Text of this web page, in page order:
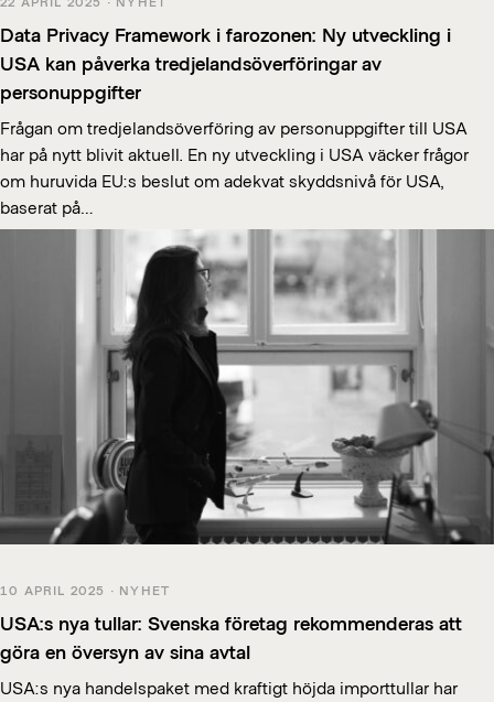
Data Privacy Framework i farozonen: Ny utveckling i
USA kan påverka tredjelandsöverföringar av
personuppgifter
Frågan om tredjelandsöverföring av personuppgifter till USA
har på nytt blivit aktuell. En ny utveckling i USA väcker frågor
om huruvida EU:s beslut om adekvat skyddsnivå för USA,
baserat på…
10 APRIL 2025 · NYHET
USA:s nya tullar: Svenska företag rekommenderas att
göra en översyn av sina avtal
USA:s nya handelspaket med kraftigt höjda importtullar har